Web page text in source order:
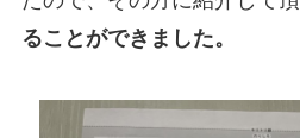
ることができました。